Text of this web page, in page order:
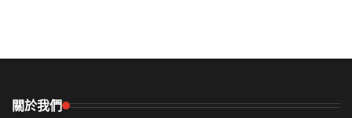
關於我們